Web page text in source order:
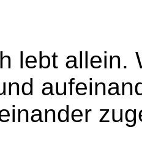
lebt allein.